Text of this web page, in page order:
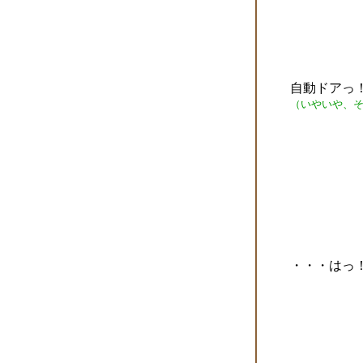
自動ドアっ！
（いやいや、
・・・はっ